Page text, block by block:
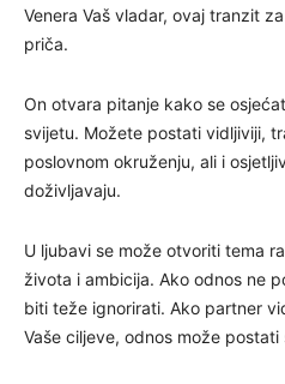
Venera Vaš vladar, ovaj tranzit
priča.
On otvara pitanje kako se
svijetu. Možete postati vidljiviji,
poslovnom okruženju, ali i
doživljavaju.
U ljubavi se može otvoriti tema
života i ambicija. Ako odnos ne
biti teže ignorirati. Ako partner
Vaše ciljeve, odnos može postati